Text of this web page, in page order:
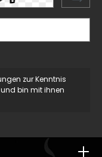
zur Kenntnis
bin mit ihnen